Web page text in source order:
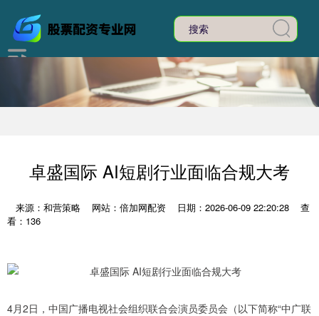
卓盛国际 AI短剧行业面临合规大考
来源：和营策略 网站：倍加网配资 日期：2026-06-09 22:20:28
查
看：136
4月2日，中国广播电视社会组织联合会演员委员会（以下简称“中广联